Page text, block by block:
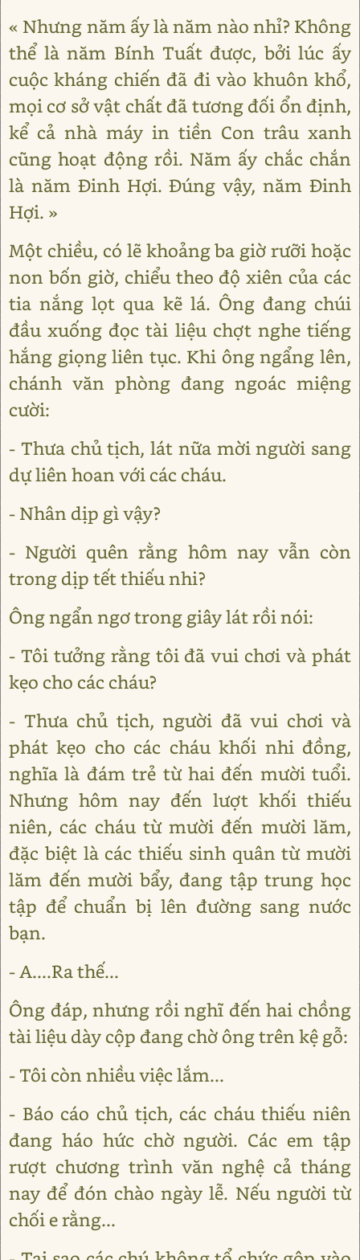
« Nhưng năm ấy là năm nào nhỉ? Không
thể là năm Bính Tuất được, bởi lúc ấy
cuộc kháng chiến đã đi vào khuôn khổ,
mọi cơ sở vật chất đã tương đối ổn định,
kể cả nhà máy in tiền Con trâu xanh
cũng hoạt động rồi. Năm ấy chắc chắn
là năm Đinh Hợi. Đúng vậy, năm Đinh
Hợi. »
Một chiều, có lẽ khoảng ba giờ rưỡi hoặc
non bốn giờ, chiểu theo độ xiên của các
tia nắng lọt qua kẽ lá. Ông đang chúi
đầu xuống đọc tài liệu chợt nghe tiếng
hắng giọng liên tục. Khi ông ngẩng lên,
chánh văn phòng đang ngoác miệng
cười:
- Thưa chủ tịch, lát nữa mời người sang
dự liên hoan với các cháu.
- Nhân dịp gì vậy?
- Người quên rằng hôm nay vẫn còn
trong dịp tết thiếu nhi?
Ông ngẩn ngơ trong giây lát rồi nói:
- Tôi tưởng rằng tôi đã vui chơi và phát
kẹo cho các cháu?
- Thưa chủ tịch, người đã vui chơi và
phát kẹo cho các cháu khối nhi đồng,
nghĩa là đám trẻ từ hai đến mười tuổi.
Nhưng hôm nay đến lượt khối thiếu
niên, các cháu từ mười đến mười lăm,
đặc biệt là các thiếu sinh quân từ mười
lăm đến mười bẩy, đang tập trung học
tập để chuẩn bị lên đường sang nước
bạn.
- A....Ra thế...
Ông đáp, nhưng rồi nghĩ đến hai chồng
tài liệu dày cộp đang chờ ông trên kệ gỗ:
- Tôi còn nhiều việc lắm...
- Báo cáo chủ tịch, các cháu thiếu niên
đang háo hức chờ người. Các em tập
rượt chương trình văn nghệ cả tháng
nay để đón chào ngày lễ. Nếu người từ
chối e rằng...